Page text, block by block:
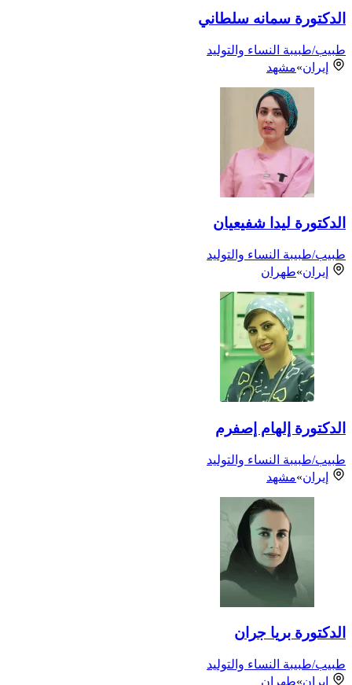
الدكتورة سمانه سلطاني
طبيب/طبيبة النساء والتوليد
إيران»مشهد
الدكتورة ليدا شفيعيان
طبيب/طبيبة النساء والتوليد
إيران»طهران
الدكتورة إلهام إصفرم
طبيب/طبيبة النساء والتوليد
إيران»مشهد
الدكتورة بريا جران
طبيب/طبيبة النساء والتوليد
إيران»طهران